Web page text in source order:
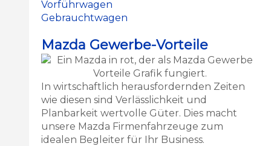
Vorführwagen
Gebrauchtwagen
Mazda Gewerbe-Vorteile
In wirtschaftlich herausfordernden Zeiten
wie diesen sind Verlässlichkeit und
Planbarkeit wertvolle Güter. Dies macht
unsere Mazda Firmenfahrzeuge zum
idealen Begleiter für Ihr Business.